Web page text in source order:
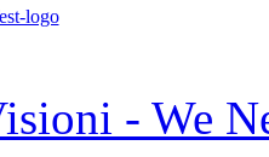
- We